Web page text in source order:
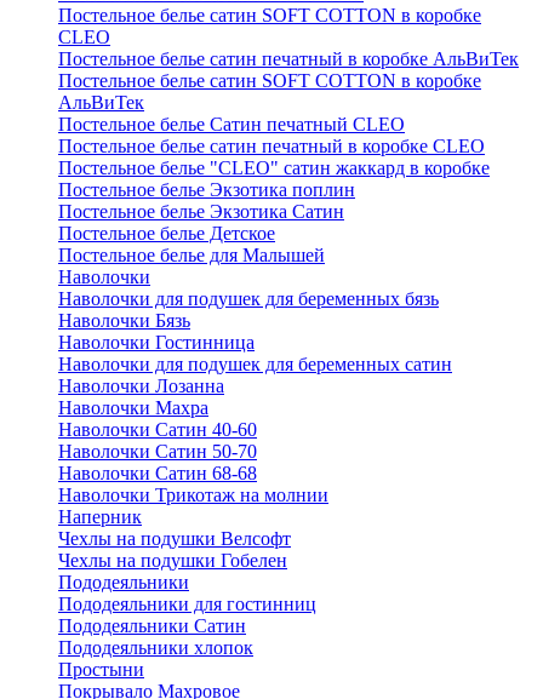
Постельное белье сатин SOFT COTTON в коробке
CLEO
Постельное белье сатин печатный в коробке АльВиТек
Постельное белье сатин SOFT COTTON в коробке
АльВиТек
Постельное белье Сатин печатный CLEO
Постельное белье сатин печатный в коробке CLEO
Постельное белье "CLEO" сатин жаккард в коробке
Постельное белье Экзотика поплин
Постельное белье Экзотика Сатин
Постельное белье Детское
Постельное белье для Малышей
Наволочки
Наволочки для подушек для беременных бязь
Наволочки Бязь
Наволочки Гостинница
Наволочки для подушек для беременных сатин
Наволочки Лозанна
Наволочки Махра
Наволочки Сатин 40-60
Наволочки Сатин 50-70
Наволочки Сатин 68-68
Наволочки Трикотаж на молнии
Наперник
Чехлы на подушки Велсофт
Чехлы на подушки Гобелен
Пододеяльники
Пододеяльники для гостинниц
Пододеяльники Сатин
Пододеяльники хлопок
Простыни
Покрывало Махровое